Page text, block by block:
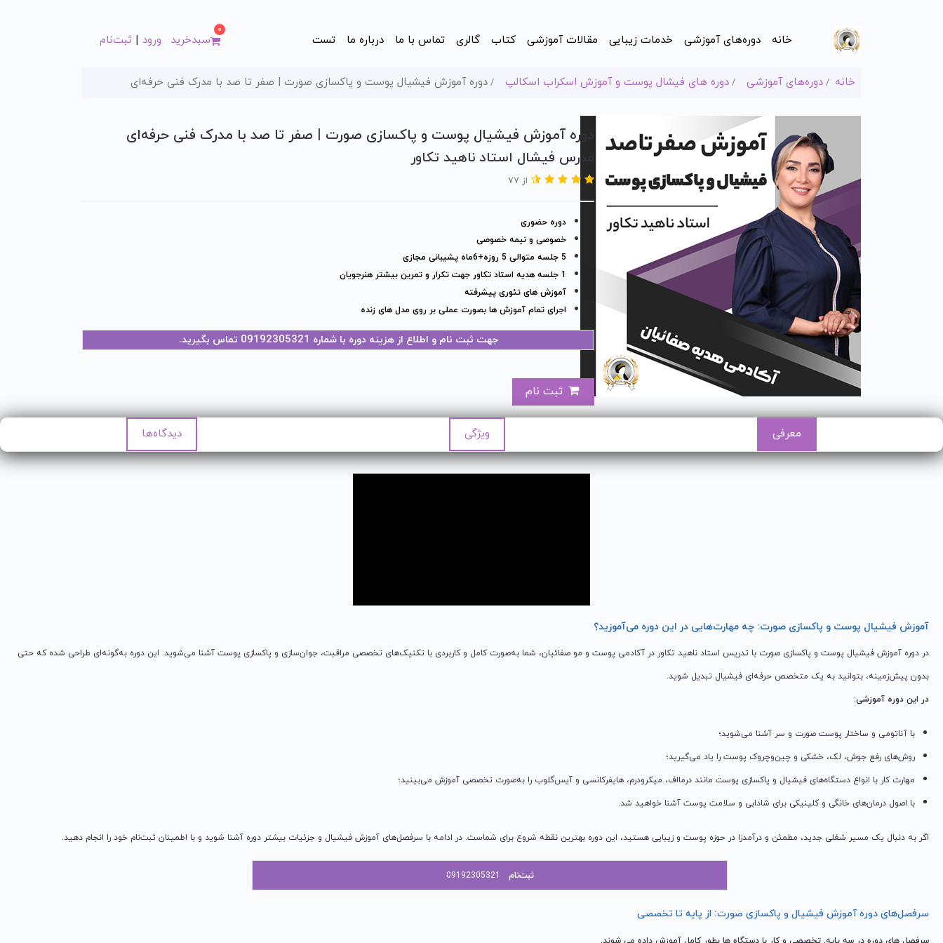
خانه دوره‌های آموزشی خدمات زیبایی مقالات آموزشی کتاب گالری تماس با ما درباره ما تست سبد‌خرید
0
ورود | ثبت‌نام
خانه دوره‌های آموزشی دوره های فیشال پوست و آموزش اسکراب اسکالپ دوره آموزش فیشیال پوست و پاکسازی صورت | صفر تا صد با مدرک فنی حرفه‌ای
دوره آموزش فیشیال پوست و پاکسازی صورت | صفر تا صد با مدرک فنی حرفه‌ای
مدرس فیشال استاد ناهید تکاور
از 77
دوره حضوری
خصوصی و نیمه خصوصی
5 جلسه متوالی 5 روزه+6ماه پشیبانی مجازی
1 جلسه هدیه استاد تکاور جهت تکرار و تمرین بیشتر هنرجویان
آموزش های تئوری پیشرفته
اجرای تمام آموزش ها بصورت عملی بر روی مدل های زنده
جهت ثبت نام و اطلاع از هزینه دوره با شماره 09192305321 تماس بگیرید.
معرفی ویژگی دیدگاه‌ها
آموزش فیشیال پوست و پاکسازی صورت: چه مهارت‌هایی در این دوره می‌آموزید؟
در دوره آموزش فیشیال پوست و پاکسازی صورت با تدریس استاد ناهید تکاور در آکادمی پوست و مو صفائیان، شما به‌صورت کامل و کاربردی با تکنیک‌های تخصصی مراقبت، جوان‌سازی و پاکسازی پوست آشنا می‌شوید. این دوره به‌گونه‌ای طراحی شده که حتی
بدون پیش‌زمینه، بتوانید به یک متخصص حرفه‌ای فیشیال تبدیل شوید.
در این دوره آموزشی:
با آناتومی و ساختار پوست صورت و سر آشنا می‌شوید؛
روش‌های رفع جوش، لک، خشکی و چین‌وچروک پوست را یاد می‌گیرید؛
مهارت کار با انواع دستگاه‌های فیشیال و پاکسازی پوست مانند درمااف، میکرودرم، هایفرکانسی و آیس‌گلوب را به‌صورت تخصصی آموزش می‌بینید؛
با اصول درمان‌های خانگی و کلینیکی برای شادابی و سلامت پوست آشنا خواهید شد.
اگر به دنبال یک مسیر شغلی جدید، مطمئن و درآمدزا در حوزه پوست و زیبایی هستید، این دوره بهترین نقطه شروع برای شماست. در ادامه با سرفصل‌های آموزش فیشیال و جزئیات بیشتر دوره آشنا شوید و با اطمینان ثبت‌نام خود را انجام دهید.
ثبت‌نام 09192305321
سرفصل‌های دوره آموزش فیشیال و پاکسازی صورت: از پایه تا تخصصی